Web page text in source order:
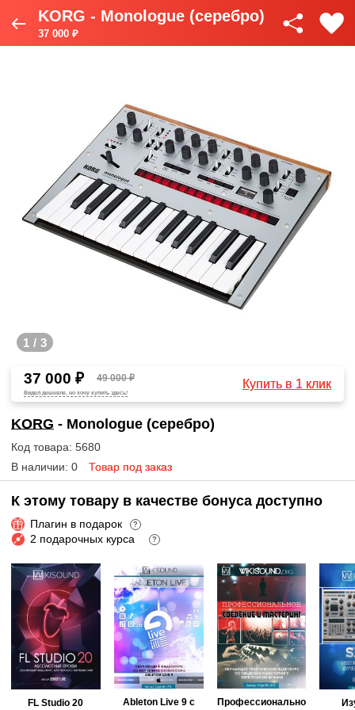
KORG - Monologue (серебро)
37 000 ₽
1 / 3
37 000 ₽ 49 000 ₽
Видел дешевле, но хочу купить здесь!
Купить в 1 клик
KORG - Monologue (серебро)
Код товара: 5680
В наличии: 0
Товар под заказ
К этому товару в качестве бонуса доступно
Плагин в подарок ?
2 подарочных курса ?
FL Studio 20
Ableton Live 9 с
Профессионально